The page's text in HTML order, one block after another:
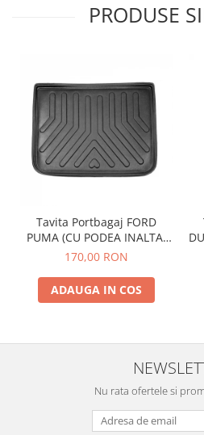
PRODUSE
Tavita Portbagaj FORD
PUMA (CU PODEA INALTA)
2019-
170,00 RON
ADAUGA IN COS
Nu rata ofertele si